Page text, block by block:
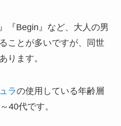
『Begin』など、大人の男
ことが多いですが、同世
ります。
ラの使用している年齢層
40代です。